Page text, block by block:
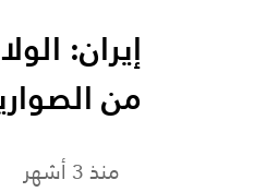
إيران:
من
منذ 3 أشهر